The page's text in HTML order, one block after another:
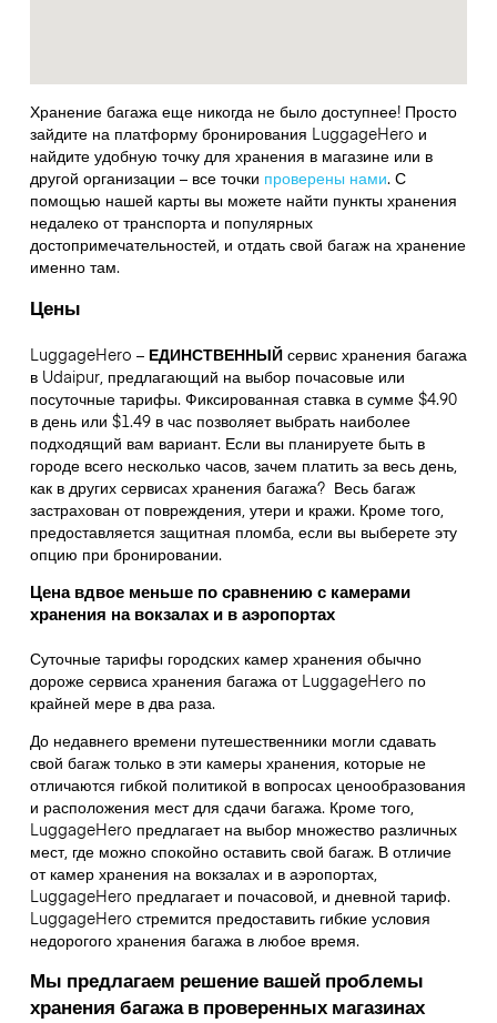
Хранение багажа еще никогда не было доступнее! Просто
зайдите на платформу бронирования LuggageHero и
найдите удобную точку для хранения в магазине или в
другой организации – все точки проверены нами. С
помощью нашей карты вы можете найти пункты хранения
недалеко от транспорта и популярных
достопримечательностей, и отдать свой багаж на хранение
именно там.
Цены
LuggageHero – ЕДИНСТВЕННЫЙсервис хранения багажа
в Udaipur, предлагающий на выбор почасовые или
посуточные тарифы. Фиксированная ставка в сумме $4.90
в день или $1.49 в час позволяет выбрать наиболее
подходящий вам вариант. Если вы планируете быть в
городе всего несколько часов, зачем платить за весь день,
как в других сервисах хранения багажа? Весь багаж
застрахован от повреждения, утери и кражи. Кроме того,
предоставляется защитная пломба, если вы выберете эту
опцию при бронировании.
Цена вдвое меньше по сравнению с камерами
хранения на вокзалах и в аэропортах
Суточные тарифы городских камер хранения обычно
дороже сервиса хранения багажа от LuggageHero по
крайней мере в два раза.
До недавнего времени путешественники могли сдавать
свой багаж только в эти камеры хранения, которые не
отличаются гибкой политикой в вопросах ценообразования
и расположения мест для сдачи багажа. Кроме того,
LuggageHero предлагает на выбор множество различных
мест, где можно спокойно оставить свой багаж. В отличие
от камер хранения на вокзалах и в аэропортах,
LuggageHero предлагает и почасовой, и дневной тариф.
LuggageHero стремится предоставить гибкие условия
недорогого хранения багажа в любое время.
Мы предлагаем решение вашей проблемы
хранения багажа в проверенных магазинах